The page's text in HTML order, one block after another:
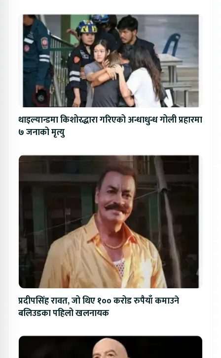
थाइल्यान्डमा किशोरद्धारा गरिएको अन्धाधुन्ध गोली प्रहारमा
७ जनाको मृत्यु
प्रदीपसिंह रावत, जो थिए १०० करोड रुपैयाँ कमाउने
बलिउडका पहिलो खलनायक